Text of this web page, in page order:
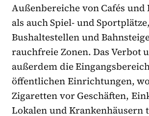
Außenbereiche von Cafés und
als auch Spiel- und Sportplätze,
Bushaltestellen und
rauchfreie Zonen. Das Verbot
außerdem die
öffentlichen Einrichtungen,
Zigaretten vor Geschäften,
Lokalen und Krankenhäusern